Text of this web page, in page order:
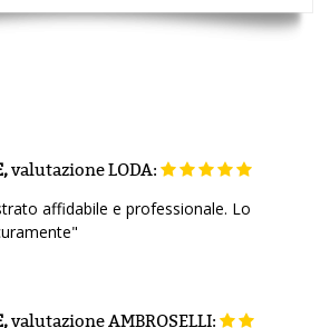
valutazioneLODA:
affidabile e professionale. Lo
valutazioneAMBROSELLI: